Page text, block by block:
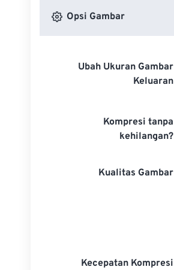
Opsi Gambar
Ubah Ukuran Gambar
Keluaran
Kompresi tanpa
kehilangan?
Kualitas Gambar
Kecepatan Kompresi